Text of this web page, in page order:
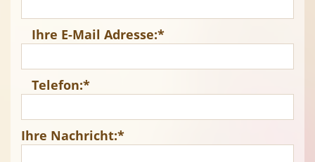
Ihre E-Mail Adresse:*
Telefon:*
Ihre Nachricht:*